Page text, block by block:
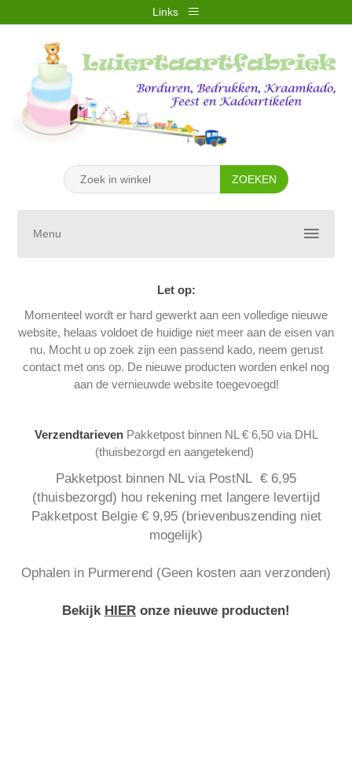
Links
REGISTREREN
WINKELWAGEN (0)
Menu
Let op:
Momenteel wordt er hard gewerkt aan een volledige nieuwe
website, helaas voldoet de huidige niet meer aan de eisen van
nu. Mocht u op zoek zijn een passend kado, neem gerust
contact met ons op. De nieuwe producten worden enkel nog
aan de vernieuwde website toegevoegd!
Verzendtarieven Pakketpost binnen NL € 6,50 via DHL
(thuisbezorgd en aangetekend)
Pakketpost binnen NL via PostNL € 6,95
(thuisbezorgd) hou rekening met langere levertijd
Pakketpost Belgie € 9,95 (brievenbuszending niet
mogelijk)
Ophalen in Purmerend (Geen kosten aan verzonden)
Bekijk HIER onze nieuwe producten!